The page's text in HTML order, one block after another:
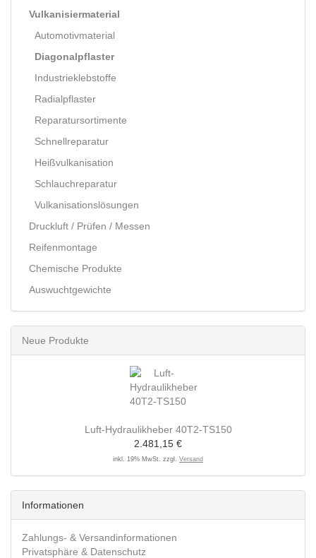
Vulkanisiermaterial
Automotivmaterial
Diagonalpflaster
Industrieklebstoffe
Radialpflaster
Reparatursortimente
Schnellreparatur
Heißvulkanisation
Schlauchreparatur
Vulkanisationslösungen
Druckluft / Prüfen / Messen
Reifenmontage
Chemische Produkte
Auswuchtgewichte
Neue Produkte
Luft-Hydraulikheber 40T2-TS150
2.481,15 €
inkl. 19% MwSt. zzgl. Versand
Informationen
Zahlungs- & Versandinformationen
Privatsphäre & Datenschutz